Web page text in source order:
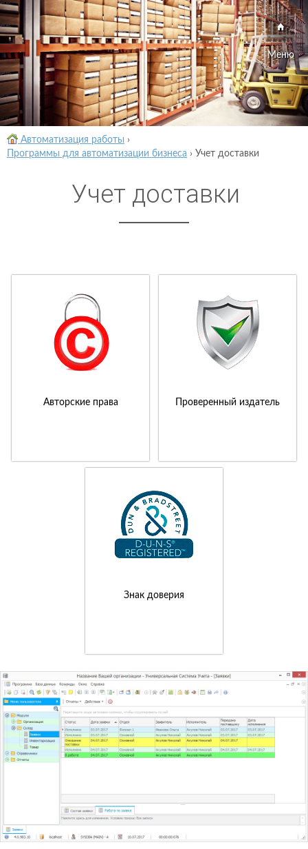
Меню
Автоматизация работы ›
Программы для автоматизации бизнеса › Учет доставки
Учет доставки
Авторские права Проверенный издатель
Знак доверия